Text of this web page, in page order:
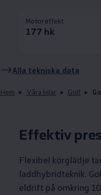
Motoreffekt
177 hk
Alla tekniska data
Hem Våra bilar Golf
Effektiv
Flexibel körglädje
laddhybridteknik.
eldrift på omkring